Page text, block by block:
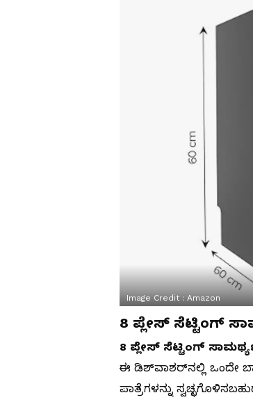
Image Credit : Amazon
8 ಪ್ಲೇಸ್ ಸೆಟ್ಟಿಂಗ್
8 ಪ್ಲೇಸ್ ಸೆಟ್ಟಿಂಗ್
ಈ ಡಿಶ್‌ವಾಶರ್‌ನಲ್ಲಿ ಒಂದೇ
ಪಾತ್ರೆಗಳನ್ನು